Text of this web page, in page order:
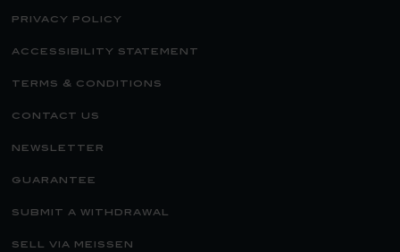
privacy policy
accessibility statement
terms & conditions
contact us
newsletter
guarantee
submit a withdrawal
sell via meissen